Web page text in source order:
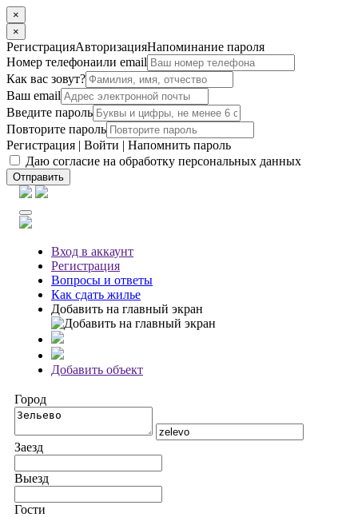
×
×
РегистрацияАвторизацияНапоминание пароля
Номер телефонаили email
Как вас зовут?
Ваш email
Введите пароль
Повторите пароль
Регистрация | Войти | Напомнить пароль
Даю согласие на обработку персональных данных
Отправить
Вход в аккаунт
Регистрация
Вопросы и ответы
Как сдать жилье
Добавить на главный экран
Добавить объект
Город
Заезд
Выезд
Гости